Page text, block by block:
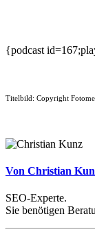
{podcast
Titelbild: Copyright
Von Christian
SEO-Experte.
Sie benötigen